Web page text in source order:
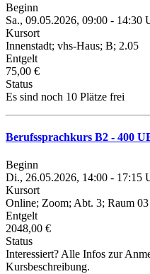
Beginn
Sa., 09.05.2026, 09:00 - 14:30
Kursort
Innenstadt; vhs-Haus; B; 2.05
Entgelt
75,00 €
Status
Es sind noch 10 Plätze frei
Berufssprachkurs B2 - 400
Beginn
Di., 26.05.2026, 14:00 - 17:15
Kursort
Online; Zoom; Abt. 3; Raum 03
Entgelt
2048,00 €
Status
Interessiert? Alle Infos zur
Kursbeschreibung.